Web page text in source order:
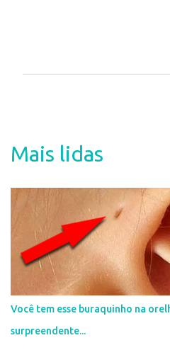
a
r
m
n
t
i
o
Mais lidas
Você tem esse buraquinho na
surpreendente...